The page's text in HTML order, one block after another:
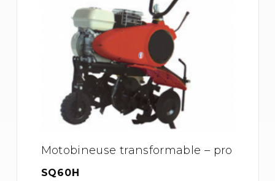
Motobineuse transformable – pro
SQ60H